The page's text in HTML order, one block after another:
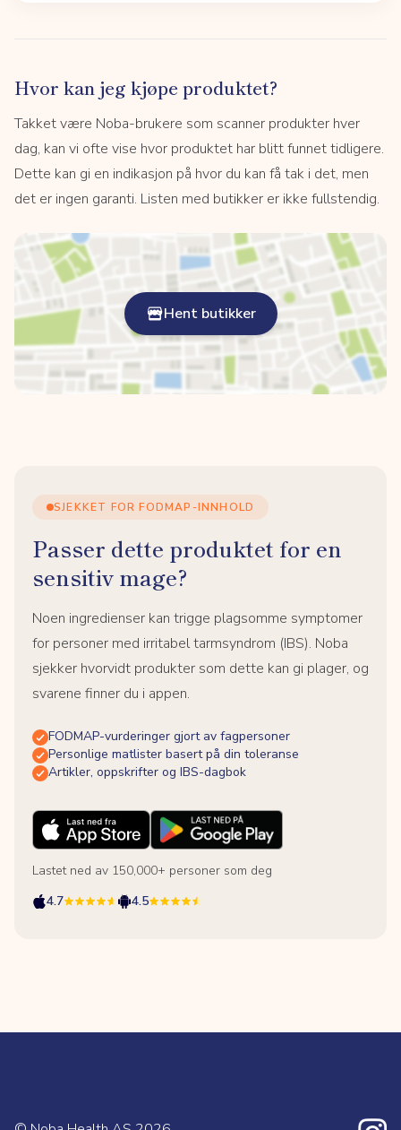
Hvor kan jeg kjøpe produktet?
Takket være Noba-brukere som scanner produkter hver
dag, kan vi ofte vise hvor produktet har blitt funnet tidligere.
Dette kan gi en indikasjon på hvor du kan få tak i det, men
det er ingen garanti. Listen med butikker er ikke fullstendig.
Hent butikker
SJEKKET FOR FODMAP-INNHOLD
Passer dette produktet for en
sensitiv mage?
Noen ingredienser kan trigge plagsomme symptomer
for personer med irritabel tarmsyndrom (IBS). Noba
sjekker hvorvidt produkter som dette kan gi plager, og
svarene finner du i appen.
FODMAP-vurderinger gjort av fagpersoner
Personlige matlister basert på din toleranse
Artikler, oppskrifter og IBS-dagbok
Lastet ned av 150,000+ personer som deg
4.7
4.5